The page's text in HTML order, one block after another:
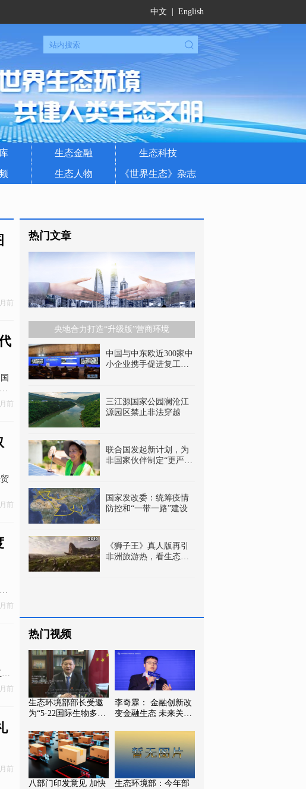
中文 English
生态金融 生态科技
生态人物 《世界生态》杂志
前
前
前
前
前
前
热门文章
央地合力打造“升级版”营商环境
中国与中东欧近300家中
小企业携手促进复工复
三江源国家公园澜沧江
源园区禁止非法穿越
联合国发起新计划，为
非国家伙伴制定“更严
国家发改委：统筹疫情
防控和“一带一路”建设
《狮子王》真人版再引
非洲旅游热，看生态旅
热门视频
生态环境部部长受邀
为“5·22国际生物多样
李奇霖： 金融创新改
变金融生态 未来关注
八部门印发意见 加快
生态环境部：今年部